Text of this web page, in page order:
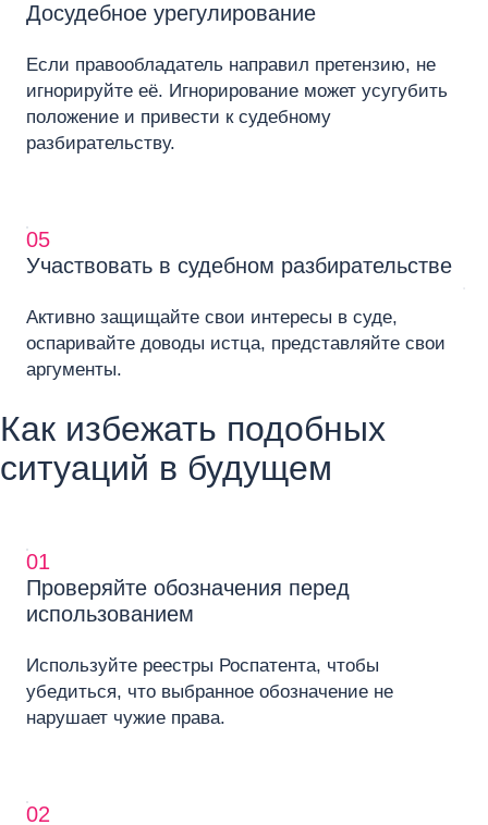
Досудебное урегулирование
Если правообладатель направил претензию, не
игнорируйте её. Игнорирование может усугубить
положение и привести к судебному
разбирательству.
05
Участвовать в судебном разбирательстве
Активно защищайте свои интересы в суде,
оспаривайте доводы истца, представляйте свои
аргументы.
Как избежать подобных
ситуаций в будущем
01
Проверяйте обозначения перед
использованием
Используйте реестры Роспатента, чтобы
убедиться, что выбранное обозначение не
нарушает чужие права.
02